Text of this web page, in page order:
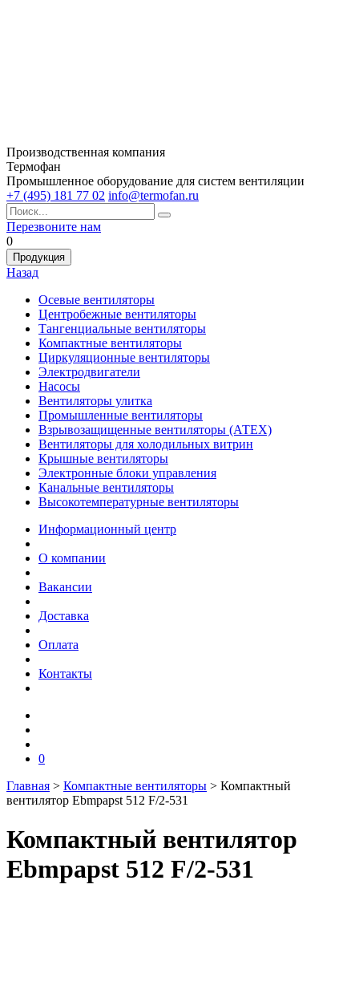
Производственная компания
Термофан
Промышленное оборудование для систем вентиляции
+7 (495) 181 77 02 info@termofan.ru
Перезвоните нам
0
Продукция
Назад
Осевые вентиляторы
Центробежные вентиляторы
Тангенциальные вентиляторы
Компактные вентиляторы
Циркуляционные вентиляторы
Электродвигатели
Насосы
Вентиляторы улитка
Промышленные вентиляторы
Взрывозащищенные вентиляторы (АТЕХ)
Вентиляторы для холодильных витрин
Крышные вентиляторы
Электронные блоки управления
Канальные вентиляторы
Высокотемпературные вентиляторы
Информационный центр
О компании
Вакансии
Доставка
Оплата
Контакты
0
Главная > Компактные вентиляторы > Компактный
вентилятор Ebmpapst 512 F/2-531
Компактный вентилятор
Ebmpapst 512 F/2-531